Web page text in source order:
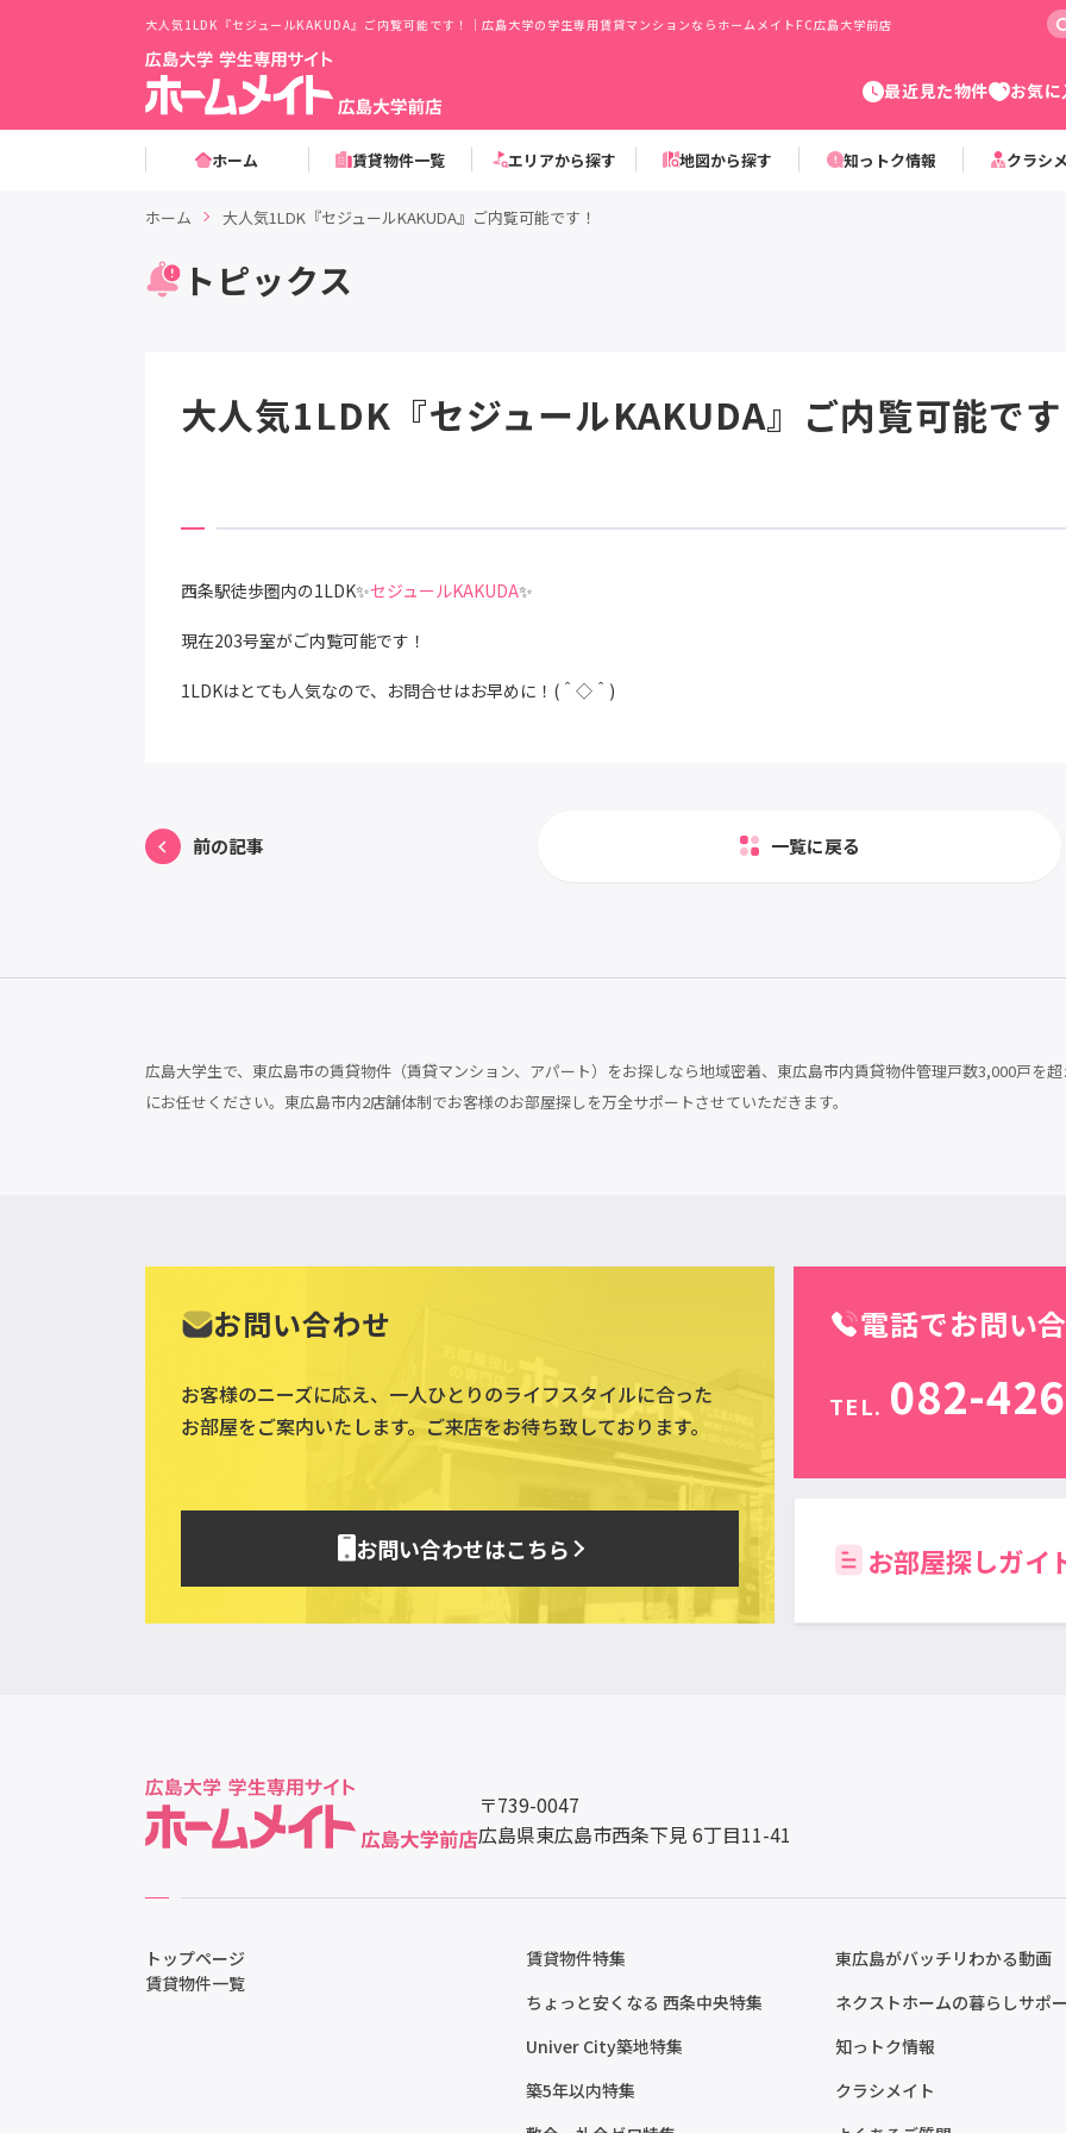
大人気1LDK『セジュールKAKUDA』ご内覧可能です！｜広島大学の学生専用賃貸マンションならホームメイトFC広島大学前店
最近見た物件 お気
ホーム 賃貸物件一覧 エリアから探す 地図から探す 知っトク情報 クラシ
ホーム 大人気1LDK『セジュールKAKUDA』ご内覧可能です！
トピックス
大人気1LDK『セジュールKAKUDA』ご内覧可能で
西条駅徒歩圏内の1LDK✨セジュールKAKUDA✨
現在203号室がご内覧可能です！
1LDKはとても人気なので、お問合せはお早めに！(＾◇＾)
前の記事 一覧に戻る
広島大学生で、東広島市の賃貸物件（賃貸マンション、アパート）をお探しなら地域密着、東広島市内賃貸物件管理戸数3,000戸を
にお任せください。東広島市内2店舗体制でお客様のお部屋探しを万全サポートさせていただきます。
お問い合わせ
お客様のニーズに応え、一人ひとりのライフスタイルに合った
お部屋をご案内いたします。ご来店をお待ち致しております。
お問い合わせはこちら
電話でお問い
TEL. 082-
お部屋探しガイ
〒739-0047
広島県東広島市西条下見 6丁目11-41
トップページ
賃貸物件一覧
賃貸物件特集
ちょっと安くなる 西条中央特集
Univer City築地特集
築5年以内特集
東広島がバッチリわかる動画
ネクストホームの暮らしサポ
知っトク情報
クラシメイト